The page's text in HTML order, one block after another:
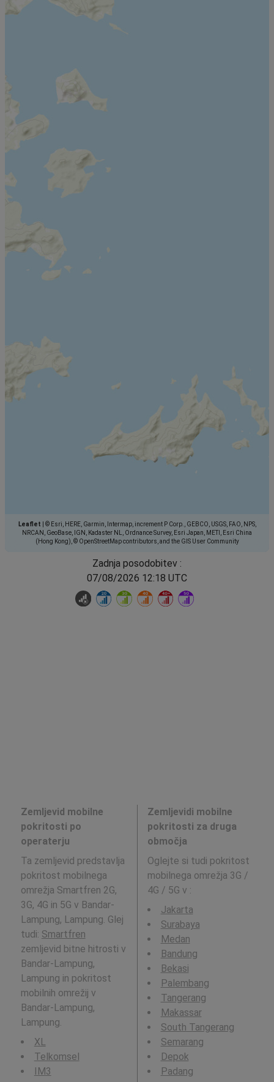
Leaflet
© Esri, HERE, Garmin, Intermap, increment P Corp., GEBCO, USGS, FAO, NPS,
NRCAN, GeoBase, IGN, Kadaster NL, Ordnance Survey, Esri Japan, METI, Esri China
(Hong Kong), © OpenStreetMap contributors, and the GIS User Community
Zadnja posodobitev :
07/08/2026 12:18 UTC
Zemljevid mobilne
pokritosti po
operaterju
Ta zemljevid predstavlja
pokritost mobilnega
omrežja Smartfren 2G,
3G, 4G in 5G v Bandar-
Lampung, Lampung. Glej
tudi: Smartfren
zemljevid bitne hitrosti v
Bandar-Lampung,
Lampung in pokritost
mobilnih omrežij v
Bandar-Lampung,
Lampung.
XL
Telkomsel
IM3
Zemljevidi mobilne
pokritosti za druga
območja
Oglejte si tudi pokritost
mobilnega omrežja 3G /
4G / 5G v :
Jakarta
Surabaya
Medan
Bandung
Bekasi
Palembang
Tangerang
Makassar
South Tangerang
Semarang
Depok
Padang